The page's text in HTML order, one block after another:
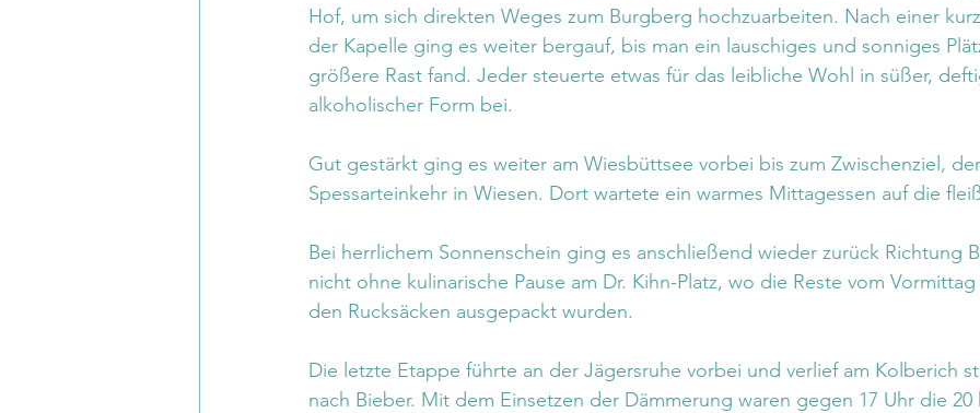
Hof, um sich direkten Weges zum Burgberg hochzuarbeiten. Nach einer
der Kapelle ging es weiter bergauf, bis man ein lauschiges und sonniges
größere Rast fand. Jeder steuerte etwas für das leibliche Wohl in süßer,
alkoholischer Form bei.
Gut gestärkt ging es weiter am Wiesbüttsee vorbei bis zum Zwischenziel,
Spessarteinkehr in Wiesen. Dort wartete ein warmes Mittagessen auf die
Bei herrlichem Sonnenschein ging es anschließend wieder zurück Richtung
nicht ohne kulinarische Pause am Dr. Kihn-Platz, wo die Reste vom
den Rucksäcken ausgepackt wurden.
Die letzte Etappe führte an der Jägersruhe vorbei und verlief am Kolberich
nach Bieber. Mit dem Einsetzen der Dämmerung waren gegen 17 Uhr die